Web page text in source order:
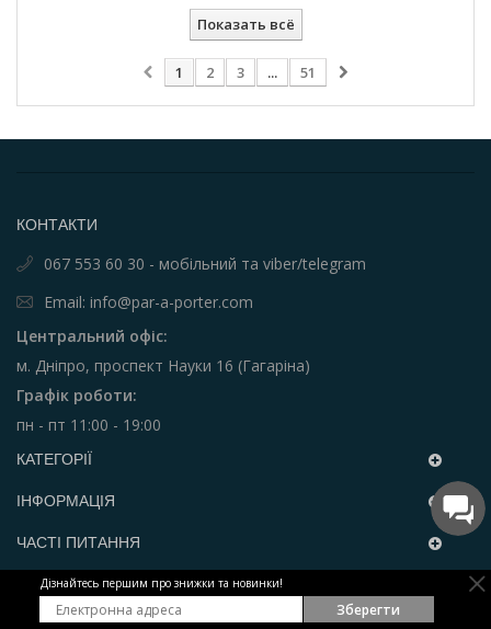
Дізнайтесь першим про знижки та новинки!
Зберегти
Показать всё
1 2 3 ... 51
КОНТАКТИ
067 553 60 30 - мобільний та viber/telegram
Email: info@par-a-porter.com
Центральний офіс:
м. Дніпро, проспект Науки 16 (Гагаріна)
Графік роботи:
пн - пт 11:00 - 19:00
КАТЕГОРІЇ
ІНФОРМАЦІЯ
ЧАСТІ ПИТАННЯ
РОЗСИЛКА